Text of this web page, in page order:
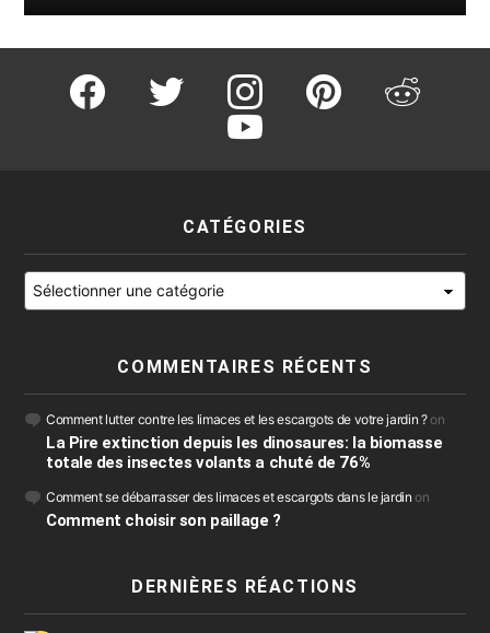
facebook twitter instagram pinterest reddit
youtube
CATÉGORIES
Catégories
COMMENTAIRES RÉCENTS
Comment lutter contre les limaces et les escargots de votre jardin ?on
La Pire extinction depuis les dinosaures: la biomasse
totale des insectes volants a chuté de 76%
Comment se débarrasser des limaces et escargots dans le jardin on
Comment choisir son paillage ?
DERNIÈRES RÉACTIONS